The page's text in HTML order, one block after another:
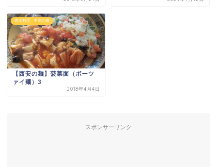
西安料理、中国の麺
【西安の麺】菠菜面（ボーツ
ァイ麺）3
2018年4月4日
スポンサーリンク